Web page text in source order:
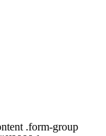
.form-group